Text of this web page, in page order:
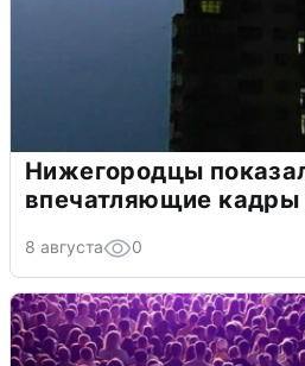
Нижегородцы
впечатляющие кадры
8 августа 0